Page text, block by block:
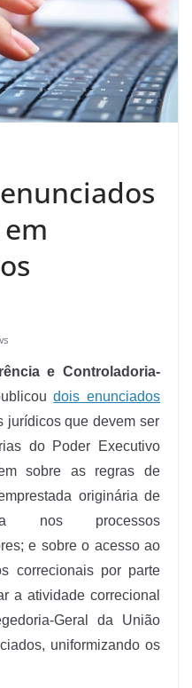
e Controladoria-
dois enunciados
jurídicos que devem ser
do Poder Executivo
sobre as regras de
originária de
nos processos
e sobre o acesso ao
correcionais por parte
a atividade correcional
Geral da União
uniformizando os